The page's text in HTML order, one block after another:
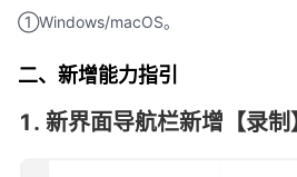
①Windows/macOS。
二、新增能力指引
1. 新界面导航栏新增【录制